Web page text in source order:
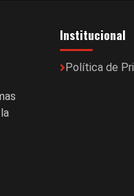
Institucional
Política de